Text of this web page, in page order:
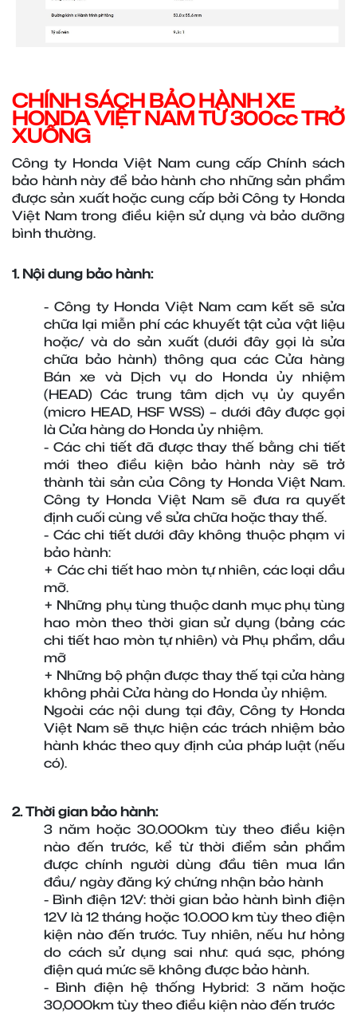
CHÍNH SÁCH BẢO HÀNH XE
HONDA VIỆT NAM TỪ 300cc TRỞ
XUỐNG
Công ty Honda Việt Nam cung cấp Chính sách
bảo hành này để bảo hành cho những sản phẩm
được sản xuất hoặc cung cấp bởi Công ty Honda
Việt Nam trong điều kiện sử dụng và bảo dưỡng
bình thường.
1. Nội dung bảo hành:
- Công ty Honda Việt Nam cam kết sẽ sửa
chữa lại miễn phí các khuyết tật của vật liệu
hoặc/ và do sản xuất (dưới đây gọi là sửa
chữa bảo hành) thông qua các Cửa hàng
Bán xe và Dịch vụ do Honda ủy nhiệm
(HEAD) Các trung tâm dịch vụ ủy quyền
(micro HEAD, HSF WSS) – dưới đây được gọi
là Cửa hàng do Honda ủy nhiệm.
- Các chi tiết đã được thay thế bằng chi tiết
mới theo điều kiện bảo hành này sẽ trở
thành tài sản của Công ty Honda Việt Nam.
Công ty Honda Việt Nam sẽ đưa ra quyết
định cuối cùng về sửa chữa hoặc thay thế.
- Các chi tiết dưới đây không thuộc phạm vi
bảo hành:
+ Các chi tiết hao mòn tự nhiên, các loại dầu
mỡ.
+ Những phụ tùng thuộc danh mục phụ tùng
hao mòn theo thời gian sử dụng (bảng các
chi tiết hao mòn tự nhiên) và Phụ phẩm, dầu
mỡ
+ Những bộ phận được thay thế tại cửa hàng
không phải Cửa hàng do Honda ủy nhiệm.
Ngoài các nội dung tại đây, Công ty Honda
Việt Nam sẽ thực hiện các trách nhiệm bảo
hành khác theo quy định của pháp luật (nếu
có).
2. Thời gian bảo hành:
3 năm hoặc 30.000km tùy theo điều kiện
nào đến trước, kể từ thời điểm sản phẩm
được chính người dùng đầu tiên mua lần
đầu/ ngày đăng ký chứng nhận bảo hành
- Bình điện 12V: thời gian bảo hành bình điện
12V là 12 tháng hoặc 10.000 km tùy theo điện
kiện nào đến trước. Tuy nhiên, nếu hư hỏng
do cách sử dụng sai như: quá sạc, phóng
điện quá mức sẽ không được bảo hành.
- Bình điện hệ thống Hybrid: 3 năm hoặc
30,000km tùy theo điều kiện nào đến trước